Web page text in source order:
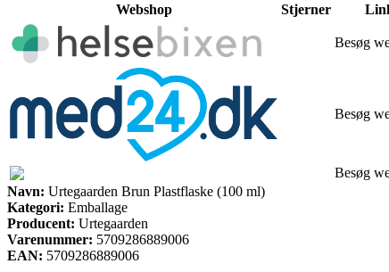
Webshop
Stjerner
Besøg
Besøg
Besøg
Navn: Urtegaarden Brun Plastflaske (100 ml)
Kategori: Emballage
Producent: Urtegaarden
Varenummer: 5709286889006
EAN: 5709286889006